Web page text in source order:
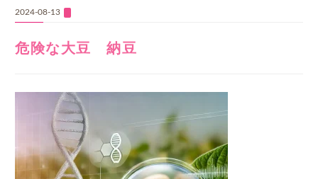
2024-08-13
危険な大豆 納豆